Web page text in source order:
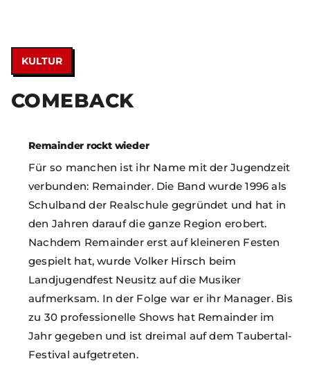
KULTUR
COMEBACK
Remainder rockt wieder
Für so manchen ist ihr Name mit der Jugendzeit
verbunden: Remainder. Die Band wurde 1996 als
Schulband der Realschule gegründet und hat in
den Jahren darauf die ganze Region erobert.
Nachdem Remainder erst auf kleineren Festen
gespielt hat, wurde Volker Hirsch beim
Landjugendfest Neusitz auf die Musiker
aufmerksam. In der Folge war er ihr Manager. Bis
zu 30 professionelle Shows hat Remainder im
Jahr gegeben und ist dreimal auf dem Taubertal-
Festival aufgetreten.